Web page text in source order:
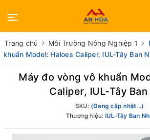
Trang chủ Môi Trường Nông Nghiệp 1
khuẩn Model: Haloes Caliper, IUL-Tây Ban
Máy đo vòng vô khuẩn
Caliper, IUL-Tây Ban
SKU: (Đang cập nhật...)
Thương hiệu: IUL-Tây Ban